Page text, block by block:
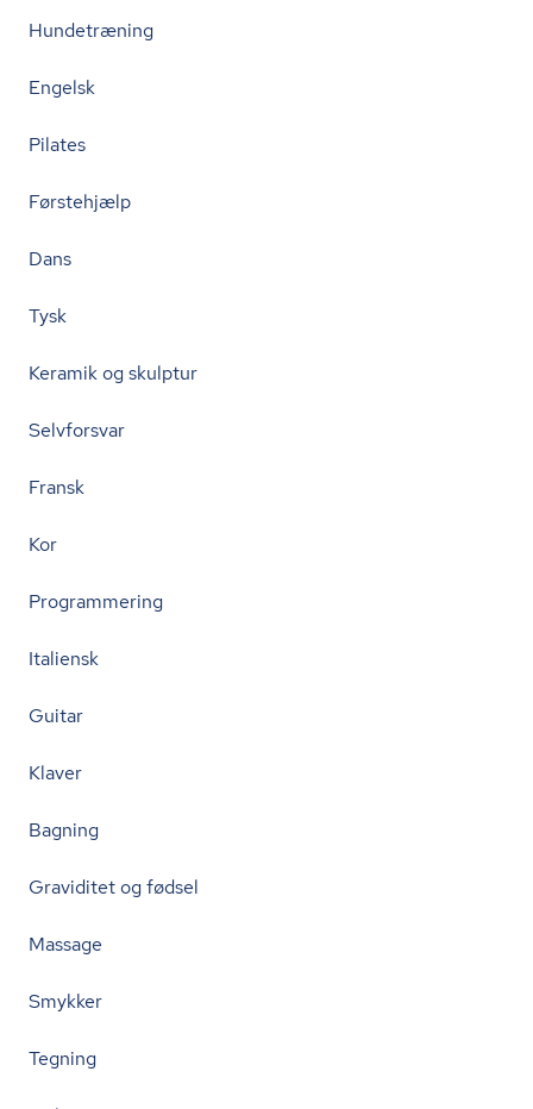
Hundetræning
Engelsk
Pilates
Førstehjælp
Dans
Tysk
Keramik og skulptur
Selvforsvar
Fransk
Kor
Programmering
Italiensk
Guitar
Klaver
Bagning
Graviditet og fødsel
Massage
Smykker
Tegning